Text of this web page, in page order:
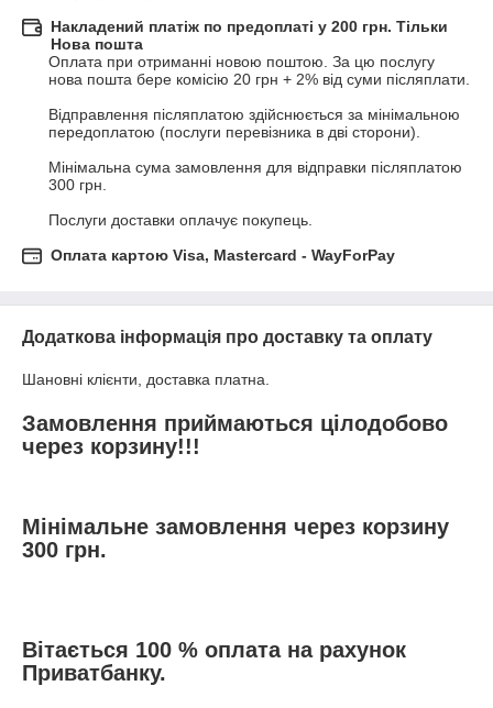
Накладений платіж по предоплаті у 200 грн. Тільки
Нова пошта
Оплата при отриманні новою поштою. За цю послугу
нова пошта бере комісію 20 грн + 2% від суми післяплати.
Відправлення післяплатою здійснюється за мінімальною
передоплатою (послуги перевізника в дві сторони).
Мінімальна сума замовлення для відправки післяплатою
300 грн.
Послуги доставки оплачує покупець.
Оплата картою Visa, Mastercard - WayForPay
Додаткова інформація про доставку та оплату
Шановні клієнти, доставка платна.
Замовлення приймаються цілодобово
через корзину!!!
Мінімальне замовлення через корзину
300 грн.
Вітається 100 % оплата на рахунок
Приватбанку.